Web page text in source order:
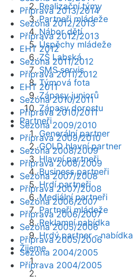
Realizační týmy
Partneři mládeže
Nábor dětí
Úspěchy mládeže
ZŠ Labská
SMS servis
Týmová fota
Zápasy juniorů
Zápasy dorostu
Partneři
Generální partner
GOLD hlavní partner
Hlavní partneři
Business partneři
Hrdí partneři
Mediální partneři
Partneři mládeže
Reklamní nabídka
Hrdý partner - nabídka
Žijeme
Příprava 2013/2014
Sezóna 2012/2013
Příprava 2012/2013
EHT 2012
Sezóna 2011/2012
Příprava 2011/2012
EHT 2011
Sezóna 2010/2011
Příprava 2010/2011
Sezóna 2009/2010
Příprava 2009/2010
Sezóna 2008/2009
Příprava 2008/2009
Sezóna 2007/2008
Příprava 2007/2008
Sezóna 2006/2007
Příprava 2006/2007
Sezóna 2005/2006
Příprava 2005/2006
Sezóna 2004/2005
Příprava 2004/2005